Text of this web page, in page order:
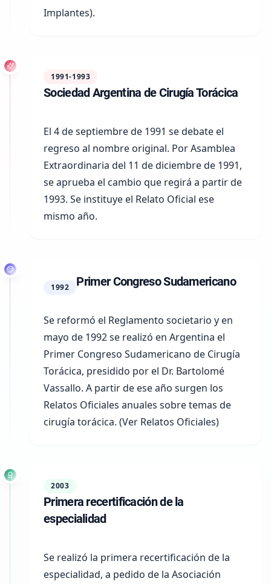
Implantes).
1991-1993
Sociedad Argentina de Cirugía Torácica
El 4 de septiembre de 1991 se debate el
regreso al nombre original. Por Asamblea
Extraordinaria del 11 de diciembre de 1991,
se aprueba el cambio que regirá a partir de
1993. Se instituye el Relato Oficial ese
mismo año.
1992 Primer Congreso Sudamericano
Se reformó el Reglamento societario y en
mayo de 1992 se realizó en Argentina el
Primer Congreso Sudamericano de Cirugía
Torácica, presidido por el Dr. Bartolomé
Vassallo. A partir de ese año surgen los
Relatos Oficiales anuales sobre temas de
cirugía torácica. (Ver Relatos Oficiales)
2003
Primera recertificación de la
especialidad
Se realizó la primera recertificación de la
especialidad, a pedido de la Asociación